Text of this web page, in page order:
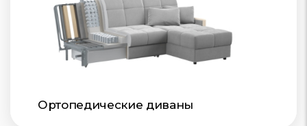
Ортопедические диваны